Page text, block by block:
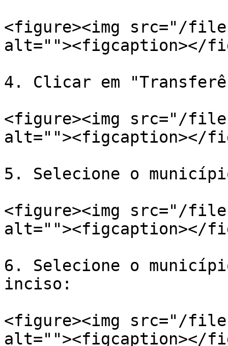
<figure><img src="/files/
alt=""><figcaption></
4. Clicar em
<figure><img src="/files/
alt=""><figcaption></
5. Selecione o
<figure><img src="/
alt=""><figcaption></
6. Selecione o
inciso:
<figure><img src="/files/
alt=""><figcaption></